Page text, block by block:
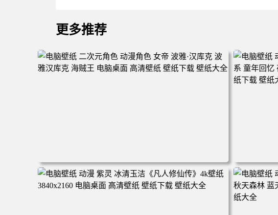
更多推荐
电脑壁纸 二次元角色 动漫角色 女帝 波雅·汉库克 波雅汉库
克 海贼王 电脑桌面 高清壁纸 壁纸下载 壁纸大全
电脑壁纸 动
年回忆 荷塘
纸大全